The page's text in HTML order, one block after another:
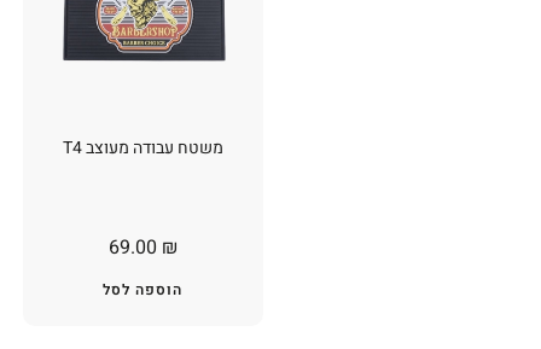
משטח עבודה מעוצב T4
69.00 ₪
הוספה לסל